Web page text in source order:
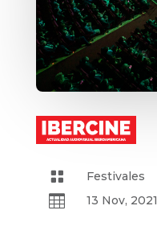
 Festivales
 13 Nov, 2021